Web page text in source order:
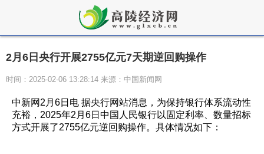
2月6日央行开展2755亿元7天期逆回购操作
时间：2025-02-06 13:28:14 来源：中国新闻网
中新网2月6日电 据央行网站消息，为保持银行体系流动性
充裕，2025年2月6日中国人民银行以固定利率、数量招标
方式开展了2755亿元逆回购操作。具体情况如下：